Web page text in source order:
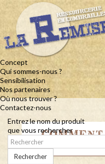
Concept
Qui sommes-nous ?
Sensibilisation
Nos partenaires
Où nous trouver ?
Contactez-nous
Entrez le nom du produit
que vous rechercher
Rechercher